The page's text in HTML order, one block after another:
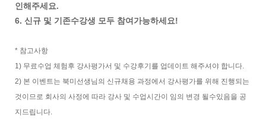
인해주세요.
6. 신규 및 기존수강생 모두 참여가능하세요!
* 참고사항
1) 무료수업 체험후 강사평가서 및 수강후기를 업데이트 해주셔야 합니다.
2) 본 이벤트는 북미선생님의 신규채용 과정에서 강사평가를 위해 진행되는
것이므로 회사의 사정에 따라 강사 및 수업시간이 임의 변경 될수있음을 공
지드립니다.